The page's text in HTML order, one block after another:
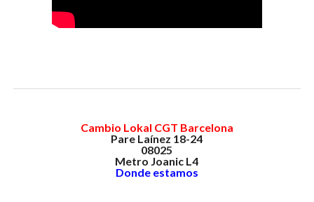
Cambio Lokal CGT Barcelona
Pare Laínez 18-24
08025
Metro Joanic L4
Donde estamos